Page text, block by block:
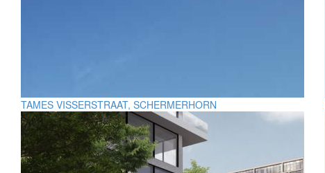
TAMES VISSERSTRAAT, SCHERMERHORN